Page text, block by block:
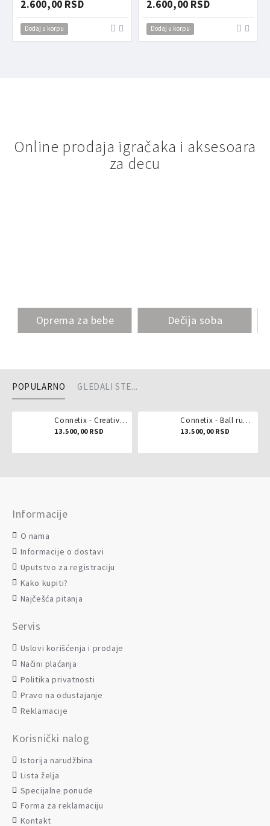
2.600,00 RSD
Dodaj u korpu
2.600,00 RSD
Dodaj u korpu
Online prodaja igračaka i aksesoara
za decu
Oprema za bebe Dečija soba
POPULARNO GLEDALI STE...
Connetix - Creative pack 102 dela
13.500,00 RSD
Connetix - Ball run pastel 106 delova
13.500,00 RSD
Informacije
O nama
Informacije o dostavi
Uputstvo za registraciju
Kako kupiti?
Najčešća pitanja
Servis
Uslovi korišćenja i prodaje
Načini plaćanja
Politika privatnosti
Pravo na odustajanje
Reklamacije
Korisnički nalog
Istorija narudžbina
Lista želja
Specijalne ponude
Forma za reklamaciju
Kontakt